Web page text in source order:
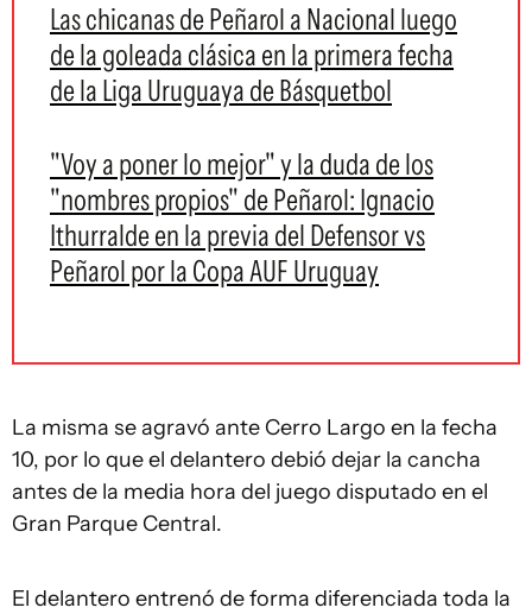
Las chicanas de Peñarol a Nacional luego
de la goleada clásica en la primera fecha
de la Liga Uruguaya de Básquetbol
"Voy a poner lo mejor" y la duda de los
"nombres propios" de Peñarol: Ignacio
Ithurralde en la previa del Defensor vs
Peñarol por la Copa AUF Uruguay
La misma se agravó ante Cerro Largo en la fecha
10, por lo que el delantero debió dejar la cancha
antes de la media hora del juego disputado en el
Gran Parque Central.
El delantero entrenó de forma diferenciada toda la